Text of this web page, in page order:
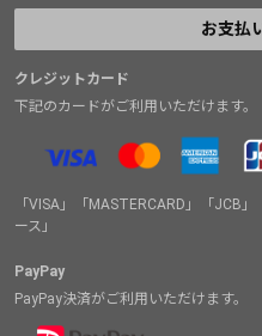
お支払
クレジットカード
下記のカードがご利用いただけます。
「VISA」「MASTERCARD」「JCB
ース」
PayPay
PayPay決済がご利用いただけます。